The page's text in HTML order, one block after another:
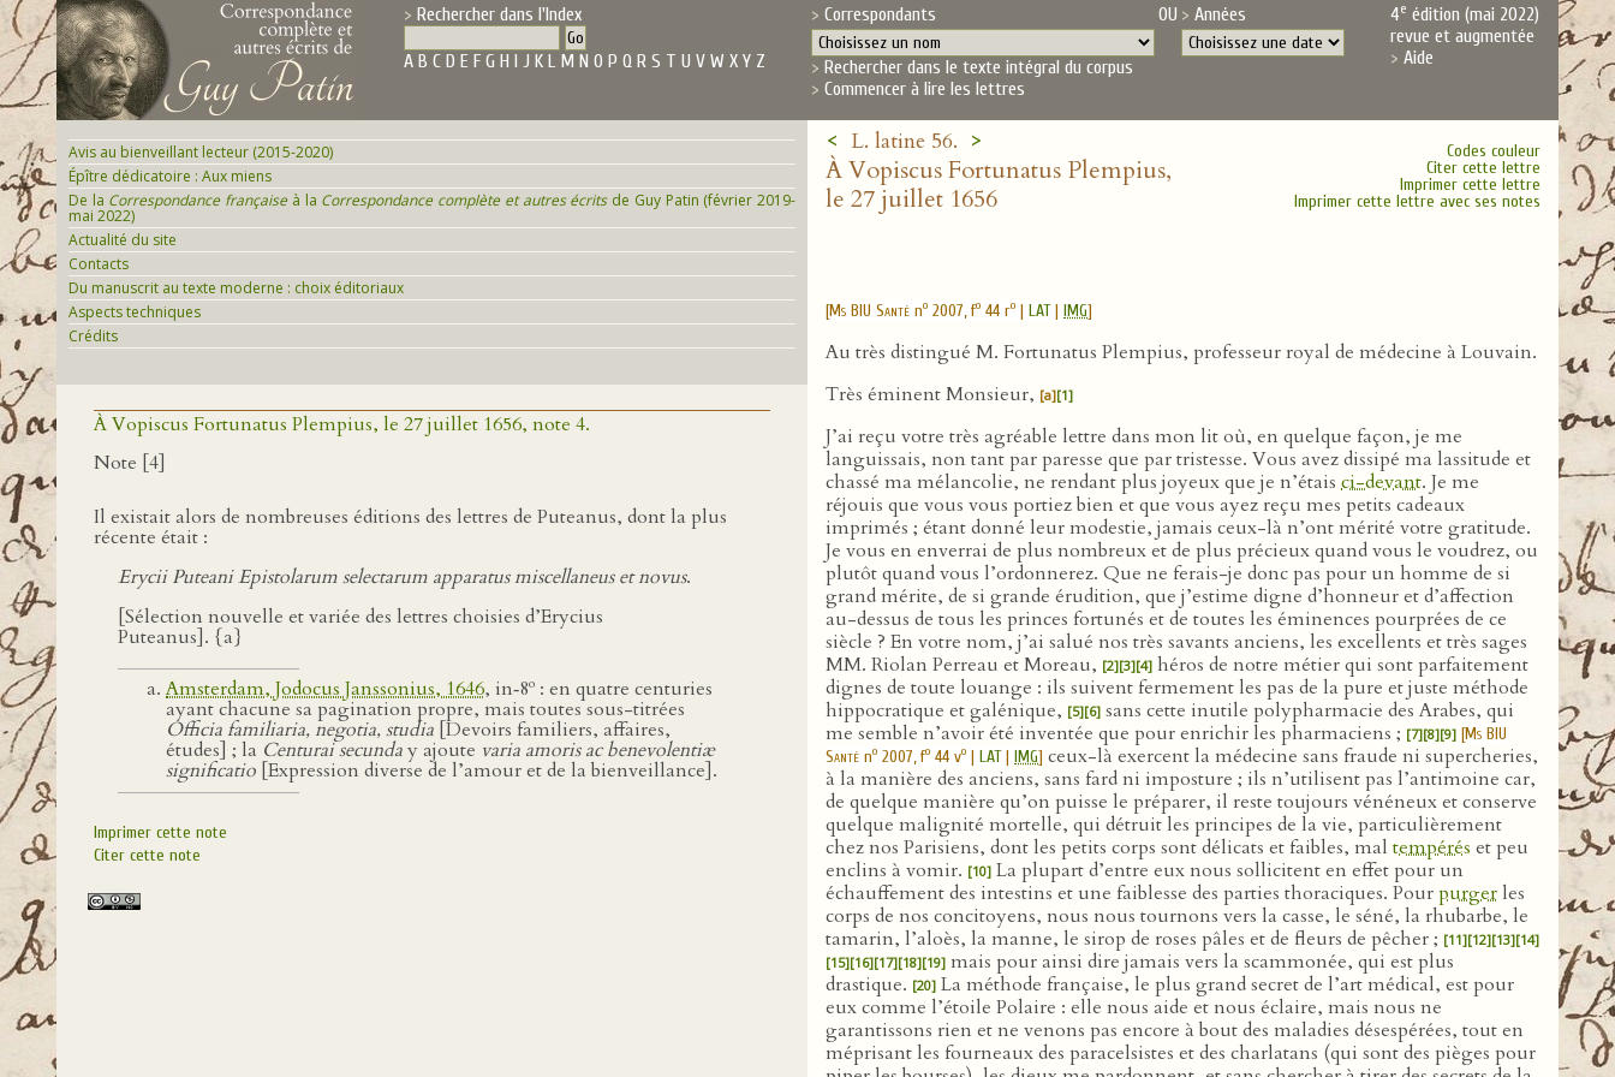
Rechercher dans l'Index
A B C D E F G H I J K L M N O P Q R S T U V W X Y Z
Correspondants OU Années
Rechercher dans le texte intégral du corpus
Commencer à lire les lettres
4e édition (mai 2022)
revue et augmentée
Aide